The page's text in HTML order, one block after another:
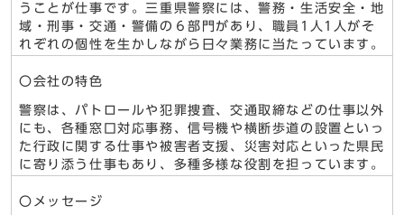
うことが仕事です。三重県警察には、警務・生活安全・地
域・刑事・交通・警備の６部門があり、職員1人1人がそ
れぞれの個性を生かしながら日々業務に当たっています。
〇会社の特色
警察は、パトロールや犯罪捜査、交通取締などの仕事以外
にも、各種窓口対応事務、信号機や横断歩道の設置といっ
た行政に関する仕事や被害者支援、災害対応といった県民
に寄り添う仕事もあり、多種多様な役割を担っています。
〇メッセージ